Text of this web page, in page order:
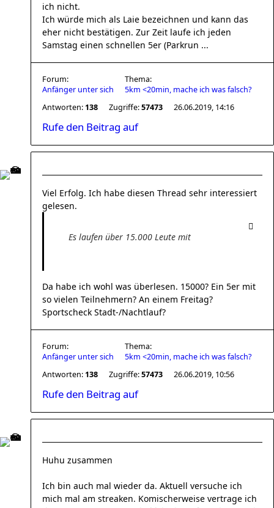
ich nicht.
Ich würde mich als Laie bezeichnen und kann das
eher nicht bestätigen. Zur Zeit laufe ich jeden
Samstag einen schnellen 5er (Parkrun ...
Forum:
Anfänger unter sich
Thema:
5km <20min, mache ich was falsch?
Antworten: 138 Zugriffe:57473 26.06.2019, 14:16
Rufe den Beitrag auf
Viel Erfolg. Ich habe diesen Thread sehr interessiert
gelesen.
Es laufen über 15.000 Leute mit
Da habe ich wohl was überlesen. 15000? Ein 5er mit
so vielen Teilnehmern? An einem Freitag?
Sportscheck Stadt-/Nachtlauf?
Forum:
Anfänger unter sich
Thema:
5km <20min, mache ich was falsch?
Antworten: 138 Zugriffe:57473 26.06.2019, 10:56
Rufe den Beitrag auf
Huhu zusammen
Ich bin auch mal wieder da. Aktuell versuche ich
mich mal am streaken. Komischerweise vertrage ich